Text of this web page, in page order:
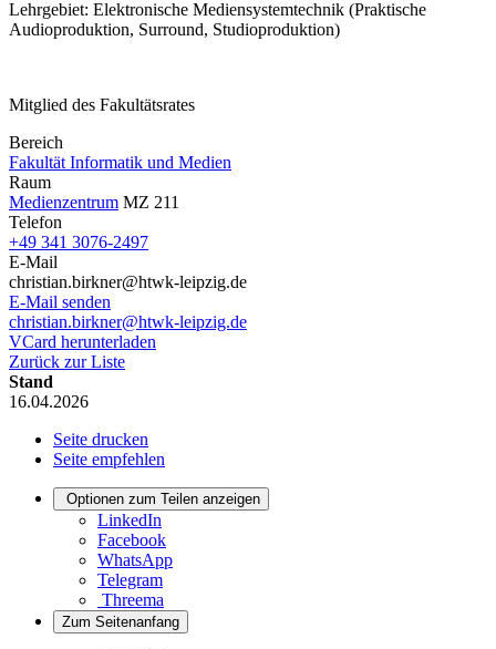
Lehrgebiet: Elektronische Mediensystemtechnik (Praktische
Audioproduktion, Surround, Studioproduktion)
Mitglied des Fakultätsrates
Bereich
Fakultät Informatik und Medien
Raum
Medienzentrum MZ 211
Telefon
+49 341 3076-2497
E-Mail
christian.birkner@htwk-leipzig.de
E-Mail senden
christian.birkner@htwk-leipzig.de
VCard herunterladen
Zurück zur Liste
Stand
16.04.2026
Seite drucken
Seite empfehlen
Optionen zum Teilen anzeigen
LinkedIn
Facebook
WhatsApp
Telegram
Threema
Zum Seitenanfang